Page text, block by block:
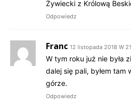
Żywiecki z Królową
Odpowiedz
Franc 12 listopada 2018 W
W tym roku już nie była
dalej się pali, byłem tam
górze.
Odpowiedz